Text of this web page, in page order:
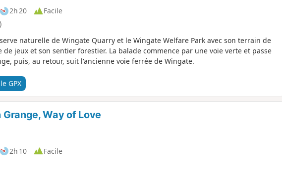
2h 20
Facile
naturelle de Wingate Quarry et le Wingate Welfare Park avec son terrain de
jeux et son sentier forestier. La balade commence par une voie verte et passe
puis, au retour, suit l'ancienne voie ferrée de Wingate.
GPX
Way of Love
2h 10
Facile